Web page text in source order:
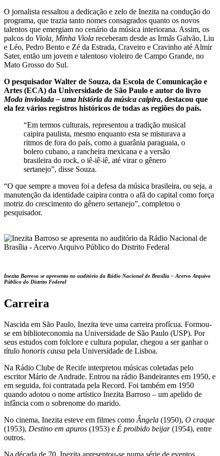
O jornalista ressaltou a dedicação e zelo de Inezita na condução do
programa, que trazia tanto nomes consagrados quanto os novos
talentos que emergiam no cenário da música interiorana. Assim, os
palcos do Viola, Minha Viola receberam desde as Irmãs Galvão, Liu
e Léo, Pedro Bento e Zé da Estrada, Craveiro e Cravinho até Almir
Sater, então um jovem e talentoso violeiro de Campo Grande, no
Mato Grosso do Sul.
O pesquisador Walter de Souza, da Escola de Comunicação e
Artes (ECA) da Universidade de São Paulo e autor do livro
Moda inviolada – uma história da música caipira, destacou que
ela fez vários registros históricos de todas as regiões do país.
“Em termos culturais, representou a tradição musical
caipira paulista, mesmo enquanto esta se misturava a
ritmos de fora do país, como a guarânia paraguaia, o
bolero cubano, a rancheira mexicana e a versão
brasileira do rock, o iê-iê-iê, até virar o gênero
sertanejo”, disse Souza.
“O que sempre a moveu foi a defesa da música brasileira, ou seja, a
manutenção da identidade caipira contra o afã do capital como força
motriz do crescimento do gênero sertanejo”, completou o
pesquisador.
Inezita Barroso se apresenta no auditório da Rádio Nacional de Brasília – Acervo Arquivo
Público do Distrito Federal
Carreira
Nascida em São Paulo, Inezita teve uma carreira profícua. Formou-
se em biblioteconomia na Universidade de São Paulo (USP). Por
seus estudos com folclore e cultura popular, chegou a ser ganhar o
título honoris causa pela Universidade de Lisboa.
Na Rádio Clube de Recife interpretou músicas coletadas pelo
escritor Mário de Andrade. Entrou na rádio Bandeirantes em 1950, e
em seguida, foi contratada pela Record. Foi também em 1950
quando adotou o nome artístico Inezita Barroso – um apelido de
infância com o sobrenome do marido.
No cinema, Inezita esteve em filmes como Ângela (1950), O craque
(1953), Destino em apuros (1953) e É proibido beijar(1954), entre
outros.
Na década de 70, Inezita apresentou-se numa série de eventos